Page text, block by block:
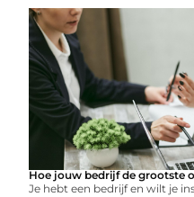
Hoe jouw bedrijf de grootste
Je hebt een bedrijf en wilt je